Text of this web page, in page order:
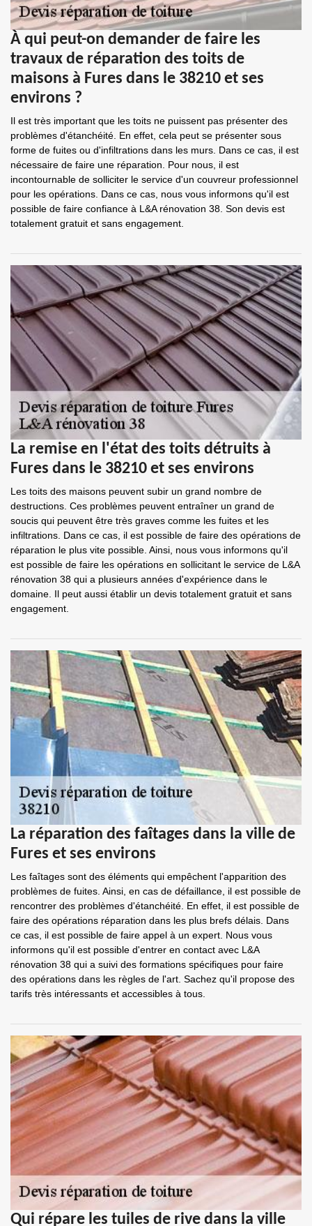
À qui peut-on demander de faire les
travaux de réparation des toits de
maisons à Fures dans le 38210 et ses
environs ?
Il est très important que les toits ne puissent pas présenter des
problèmes d'étanchéité. En effet, cela peut se présenter sous
forme de fuites ou d'infiltrations dans les murs. Dans ce cas, il est
nécessaire de faire une réparation. Pour nous, il est
incontournable de solliciter le service d'un couvreur professionnel
pour les opérations. Dans ce cas, nous vous informons qu'il est
possible de faire confiance à L&A rénovation 38. Son devis est
totalement gratuit et sans engagement.
La remise en l'état des toits détruits à
Fures dans le 38210 et ses environs
Les toits des maisons peuvent subir un grand nombre de
destructions. Ces problèmes peuvent entraîner un grand de
soucis qui peuvent être très graves comme les fuites et les
infiltrations. Dans ce cas, il est possible de faire des opérations de
réparation le plus vite possible. Ainsi, nous vous informons qu'il
est possible de faire les opérations en sollicitant le service de L&A
rénovation 38 qui a plusieurs années d'expérience dans le
domaine. Il peut aussi établir un devis totalement gratuit et sans
engagement.
La réparation des faîtages dans la ville de
Fures et ses environs
Les faîtages sont des éléments qui empêchent l'apparition des
problèmes de fuites. Ainsi, en cas de défaillance, il est possible de
rencontrer des problèmes d'étanchéité. En effet, il est possible de
faire des opérations réparation dans les plus brefs délais. Dans
ce cas, il est possible de faire appel à un expert. Nous vous
informons qu'il est possible d'entrer en contact avec L&A
rénovation 38 qui a suivi des formations spécifiques pour faire
des opérations dans les règles de l'art. Sachez qu'il propose des
tarifs très intéressants et accessibles à tous.
Qui répare les tuiles de rive dans la ville